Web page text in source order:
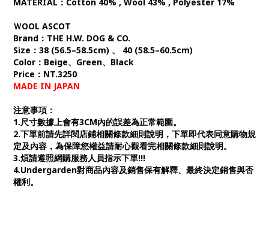
ＷOOL ASCOT
Brand：THE H.W. DOG & CO.
Size：38 (56.5–58.5cm) 、 40 (58.5–60.5cm)
Color：Beige、Green、Black
Price：NT.3250
MADE IN JAPAN
注意事項：
1.尺寸數據上會有3CM內的誤差為正常範圍。
2.下單前請先詳閱店鋪相關條款細則說明，下單即代表同意購物規
定及內容，為保障您權益請耐心觀看完相關條款細則說明。
3.煩請遵照網購服務人員指示下單!!!
4.Undergarden對商品內容及銷售保有解釋、最終決定銷售與否
權利。